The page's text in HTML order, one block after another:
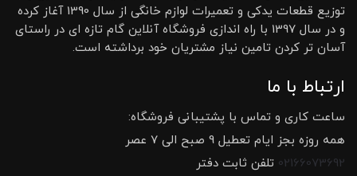
توزیع قطعات یدکی و تعمیرات لوازم خانگی از سال 1390 آغاز کرده
و در سال 1397 با راه اندازی فروشگاه آنلاین گام تازه ای در راستای
آسان تر کردن تامین نیاز مشتریان خود برداشته است.
ارتباط با ما
ساعت کاری و تماس با پشتیبانی فروشگاه:
همه روزه بجز ایام تعطیل 9 صبح الی 7 عصر
02166073692 تلفن ثابت دفتر